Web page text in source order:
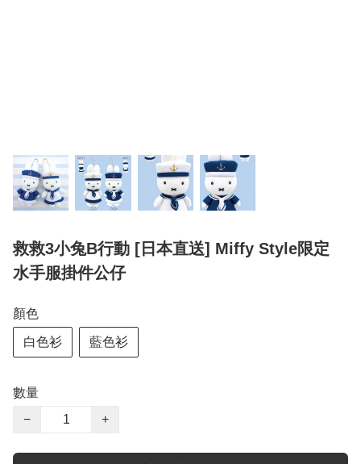
救救3小兔B行動 [日本直送] Miffy Style限定
水手服掛件公仔
顏色
白色衫 藍色衫
數量
−
+